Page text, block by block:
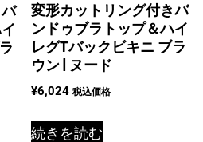
変形カットリング付きバ
ンドゥブラトップ＆ハイ
レグTバックビキニ ブラ
ウン | ヌード
¥6,024 税込価格
続きを読む